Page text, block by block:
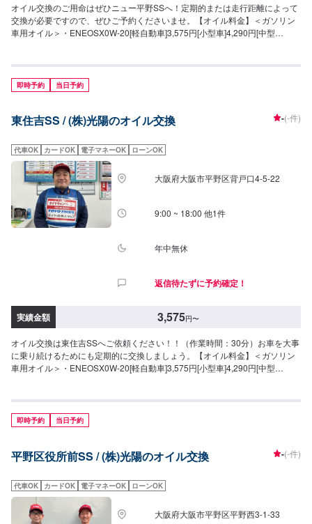
オイル交換のご用命はぜひニュー平野SSへ！定期的または走行距離によって
交換が必要ですので、ぜひご予約くださいませ。【オイル料金】＜ガソリン
車用オイル＞・ENEOSX0W-20[軽自動車]3,575円[小型車]4,290円[中型
円/0.5L（5Lを超える場合）・ENEOSXPRIME0W-20[軽自動車]5,500円[小型
車]6,600円[中型車]8,800円[大型車]11,000円※円/0.5L（5Lを超える場合）・
ENEOSXPRIME5W-30[軽自動車]5,500円[小型車]6,600円[中型車]8,800円[大
車]5,500円[小型車]6,600円[中型車]8,800円[大型車]11,000円※円/0.5L（5Lを超
円/0.5L（5Lを超える場合）・DL-210W-30[全車種]1,210円/L※605
円/0.5L（5Lを超える場合）＜オイルフィルター＞2,200円
即時予約 当日予約
東住吉SS / (株)光陽のオイル交換 -(-件)
代車OK カードOK 電子マネーOK ローンOK
大阪府大阪市平野区背戸口4-5-22
9:00 ~ 18:00 他1件
年中無休
返信待たずに予約確定！
実績金額 3,575円〜
オイル交換は東住吉SSへご依頼ください！！（作業時間：30分）お車を大事
に乗り続けるためにも定期的に交換しましょう。【オイル料金】＜ガソリン
車用オイル＞・ENEOSX0W-20[軽自動車]3,575円[小型車]4,290円[中型
円/0.5L（5Lを超える場合）・ENEOSXPRIME0W-20[軽自動車]5,500円[小型
車]6,600円[中型車]8,800円[大型車]11,000円※円/0.5L（5Lを超える場合）・
ENEOSXPRIME5W-30[軽自動車]5,500円[小型車]6,600円[中型車]8,800円[大
車]5,500円[小型車]6,600円[中型車]8,800円[大型車]11,000円※円/0.5L（5Lを超
円/0.5L（5Lを超える場合）・DL-210W-30[全車種]1,210円/L※605
円/0.5L（5Lを超える場合）＜オイルフィルター＞2,200円
即時予約 当日予約
平野区役所前SS / (株)光陽のオイル交換 -(-件)
代車OK カードOK 電子マネーOK ローンOK
大阪府大阪市平野区平野西3-1-33